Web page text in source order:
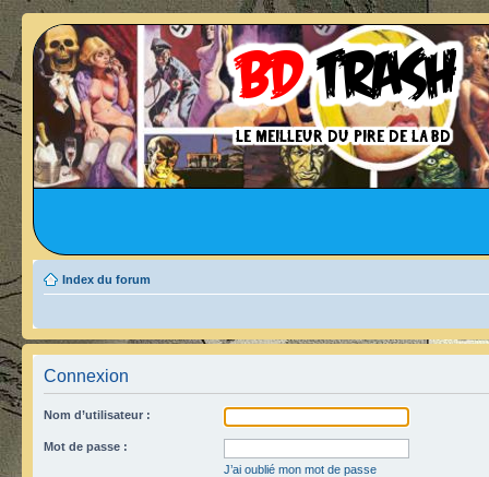
Index du forum
Connexion
Nom d’utilisateur :
Mot de passe :
J’ai oublié mon mot de passe